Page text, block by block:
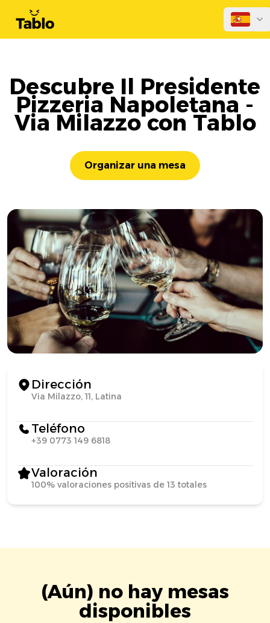
Descubre Il Presidente
Pizzeria Napoletana -
Via Milazzo con Tablo
Organizar una mesa
Dirección
Via Milazzo, 11, Latina
Teléfono
+39 0773 149 6818
Valoración
100% valoraciones positivas de 13 totales
(Aún) no hay mesas
disponibles